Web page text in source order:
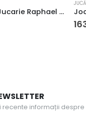
Țestoasele Ninja – Jucarie Raphael de pluș
informații despre